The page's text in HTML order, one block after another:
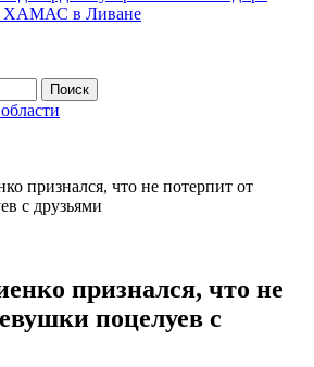
ХАМАС в Ливане
признался, что не потерпит от
с друзьями
признался, что не
поцелуев с